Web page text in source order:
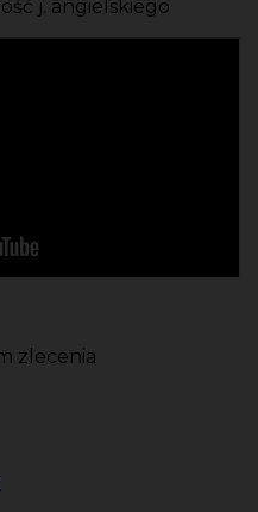
j. angielskiego
zlecenia